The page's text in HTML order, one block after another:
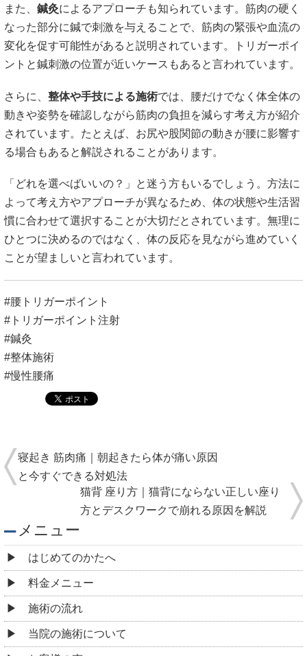
また、 鍼灸によるアプローチも知られています。筋肉の硬く
なった部分に鍼で刺激を与えることで、筋肉の緊張や血流の
変化を促す可能性があると説明されています。トリガーポイ
ントと鍼刺激の位置が近いケースもあると言われています。
さらに、 整体や手技による施術では、腰だけでなく体全体の
動きや姿勢を確認しながら筋肉の負担を減らす考え方が紹介
されています。たとえば、お尻や股関節の動きが腰に影響す
る場合もあると解説されることがあります。
「どれを選べばいいの？」と迷う方もいるでしょう。方法に
よって考え方やアプローチが異なるため、体の状態や生活習
慣に合わせて選択することが大切だとされています。無理に
ひとつに決めるのではなく、体の反応を見ながら進めていく
ことが望ましいと言われています。
#腰トリガーポイント
#トリガーポイント注射
#鍼灸
#整体施術
#慢性腰痛
寝起き 筋肉痛｜朝起きたら体が痛い原因
と今すぐできる対処法
猫背 座り方｜猫背にならない正しい座り
方とデスクワークで崩れる原因を解説
メニュー
はじめてのかたへ
料金メニュー
施術の流れ
当院の施術について